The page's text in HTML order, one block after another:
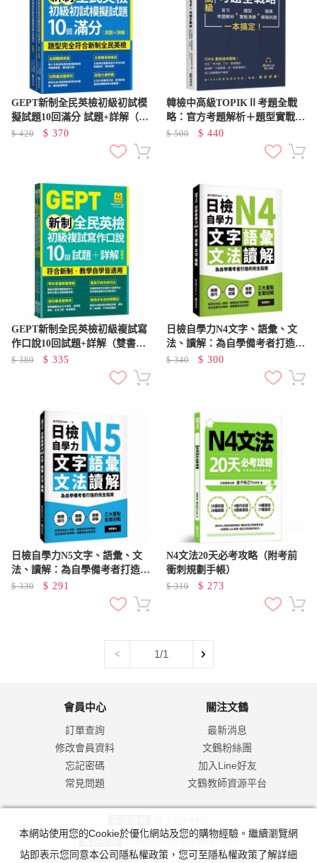
GEPT新制全民英檢初級初試模
擬試題10回滿分 試題+詳解（附
QR Code 線上音檔+ 防水書
$420 $ 370
韓檢中高級TOPIKⅡ考題全戰
略：官方考題解析＋題型實戰演
練＋擬真模擬試題，一本搞定！
（附QRCode線上音檔）
$500 $ 440
GEPT新制全民英檢初級複試寫
作口說10回試題+詳解（雙書
裝，附QR Code線上音檔）
$380 $ 335
日檢自學力N4文字、語彙、文
法、讀解：為自學備考者打造的
完全指南
$340 $ 300
日檢自學力N5文字、語彙、文
法、讀解：為自學備考者打造的
完全指南
$330 $ 291
N4文法20天必考攻略（附考前
衝刺規劃手帳）
$310 $ 273
< 1/1
會員中心
訂單查詢
修改會員資料
忘記密碼
常見問題
關注文鶴
最新消息
文鶴粉絲團
加入Line好友
文鶴教師資源平台
客服信箱 cranebookshop@gmail.com
本網站使用您的Cookie於優化網站及您的購物經驗。繼續瀏覽網
站即表示您同意本公司隱私權政策，您可至隱私權政策了解詳細